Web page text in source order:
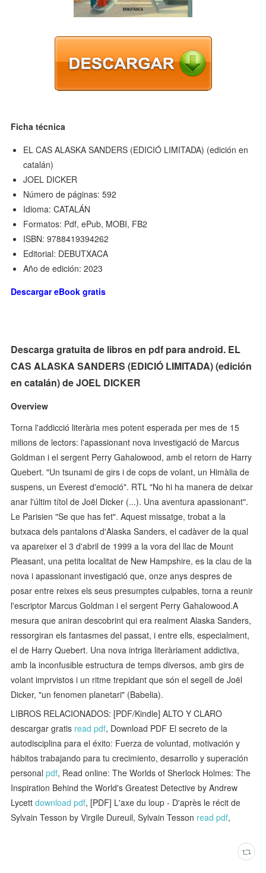
Ficha técnica
EL CAS ALASKA SANDERS (EDICIÓ LIMITADA) (edición en
catalán)
JOEL DICKER
Número de páginas: 592
Idioma: CATALÁN
Formatos: Pdf, ePub, MOBI, FB2
ISBN: 9788419394262
Editorial: DEBUTXACA
Año de edición: 2023
Descargar eBook gratis
Descarga gratuita de libros en pdf para android. EL
CAS ALASKA SANDERS (EDICIÓ LIMITADA) (edición
en catalán) de JOEL DICKER
Overview
Torna l'addicció literària mes potent esperada per mes de 15
milions de lectors: l'apassionant nova investigació de Marcus
Goldman i el sergent Perry Gahalowood, amb el retorn de Harry
Quebert. "Un tsunami de girs i de cops de volant, un Himàlia de
suspens, un Everest d'emoció". RTL "No hi ha manera de deixar
anar l'últim títol de Joël Dicker (...). Una aventura apassionant".
Le Parisien "Se que has fet". Aquest missatge, trobat a la
butxaca dels pantalons d'Alaska Sanders, el cadàver de la qual
va apareixer el 3 d'abril de 1999 a la vora del llac de Mount
Pleasant, una petita localitat de New Hampshire, es la clau de la
nova i apassionant investigació que, onze anys despres de
posar entre reixes els seus presumptes culpables, torna a reunir
l'escriptor Marcus Goldman i el sergent Perry Gahalowood.A
mesura que aniran descobrint qui era realment Alaska Sanders,
ressorgiran els fantasmes del passat, i entre ells, especialment,
el de Harry Quebert. Una nova intriga literàriament addictiva,
amb la inconfusible estructura de temps diversos, amb girs de
volant imprvistos i un ritme trepidant que són el segell de Joël
Dicker, "un fenomen planetari" (Babelia).
LIBROS RELACIONADOS: [PDF/Kindle] ALTO Y CLARO
descargar gratis read pdf, Download PDF El secreto de la
autodisciplina para el éxito: Fuerza de voluntad, motivación y
hábitos trabajando para tu crecimiento, desarrollo y superación
personalpdf, Read online: The Worlds of Sherlock Holmes: The
Inspiration Behind the World's Greatest Detective by Andrew
Lycettdownload pdf, [PDF] L'axe du loup - D'après le récit de
Sylvain Tesson by Virgile Dureuil, Sylvain Tesson read pdf,